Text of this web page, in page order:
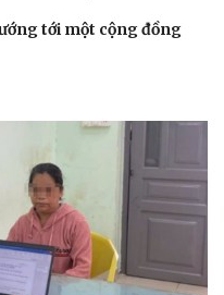
tới một cộng đồng